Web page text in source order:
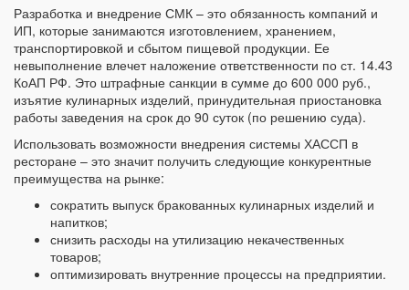
Разработка и внедрение СМК – это обязанность компаний и
ИП, которые занимаются изготовлением, хранением,
транспортировкой и сбытом пищевой продукции. Ее
невыполнение влечет наложение ответственности по ст. 14.43
КоАП РФ. Это штрафные санкции в сумме до 600 000 руб.,
изъятие кулинарных изделий, принудительная приостановка
работы заведения на срок до 90 суток (по решению суда).
Использовать возможности внедрения системы ХАССП в
ресторане – это значит получить следующие конкурентные
преимущества на рынке:
сократить выпуск бракованных кулинарных изделий и
напитков;
снизить расходы на утилизацию некачественных
товаров;
оптимизировать внутренние процессы на предприятии.